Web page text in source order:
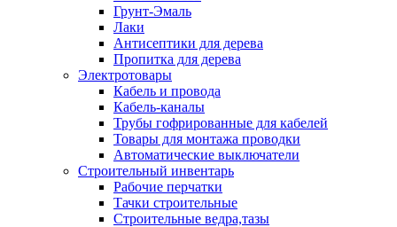
Грунт-Эмаль
Лаки
Антисептики для дерева
Пропитка для дерева
Электротовары
Кабель и провода
Кабель-каналы
Трубы гофрированные для кабелей
Товары для монтажа проводки
Автоматические выключатели
Строительный инвентарь
Рабочие перчатки
Тачки строительные
Строительные ведра,тазы